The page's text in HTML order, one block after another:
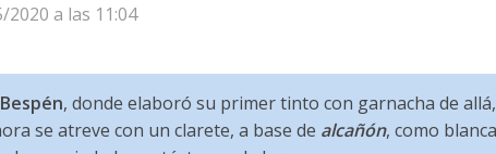
2020 a las 11:04
Bespén, donde elaboró su primer tinto con garnacha de
se atreve con un clarete, a base de alcañón, como